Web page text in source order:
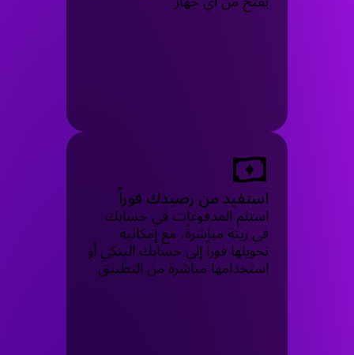
استفيد من رصيدك فوراً
استلم المدفوعات في حسابك
في زينة مباشرةً، مع إمكانية
تحويلها فوراً إلى حسابك البنكي أو
استخدامها مباشرة من التطبيق